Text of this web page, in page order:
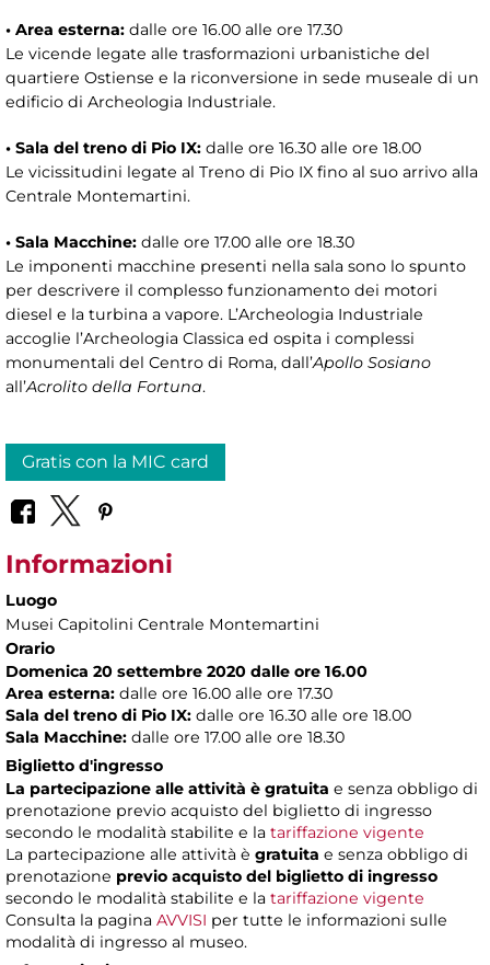
• Area esterna: dalle ore 16.00 alle ore 17.30
Le vicende legate alle trasformazioni urbanistiche del
quartiere Ostiense e la riconversione in sede museale di un
edificio di Archeologia Industriale.
• Sala del treno di Pio IX: dalle ore 16.30 alle ore 18.00
​Le vicissitudini legate al Treno di Pio IX fino al suo arrivo alla
Centrale Montemartini.
• Sala Macchine: dalle ore 17.00 alle ore 18.30
Le imponenti macchine presenti nella sala sono lo spunto
per descrivere il complesso funzionamento dei motori
diesel e la turbina a vapore. L’Archeologia Industriale
accoglie l’Archeologia Classica ed ospita i complessi
monumentali del Centro di Roma, dall’Apollo Sosiano
all’Acrolito della Fortuna.
Gratis con la MIC card
Informazioni
Luogo
Musei Capitolini Centrale Montemartini
Orario
Domenica 20 settembre 2020 dalle ore 16.00
Area esterna: dalle ore 16.00 alle ore 17.30
Sala del treno di Pio IX: dalle ore 16.30 alle ore 18.00
Sala Macchine: dalle ore 17.00 alle ore 18.30
Biglietto d'ingresso
La partecipazione alle attività è gratuita e senza obbligo di
prenotazione previo acquisto del biglietto di ingresso
secondo le modalità stabilite e la tariffazione vigente
La partecipazione alle attività è gratuita e senza obbligo di
prenotazione previo acquisto del biglietto di ingresso
secondo le modalità stabilite e la tariffazione vigente
Consulta la pagina AVVISI per tutte le informazioni sulle
modalità di ingresso al museo.